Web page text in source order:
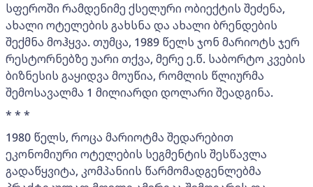
სფეროში რამდენიმე ქსელური ობიექტის შეძენა,
ახალი ოტელების გახსნა და ახალი ბრენდების
შექმნა მოჰყვა. თუმცა, 1989 წელს ჯონ მარიოტს ჯერ
რესტორნებზე უარი თქვა, მერე ე.წ. საბორტო კვების
ბიზნესის გაყიდვა მოუწია, რომლის წლიურმა
შემოსავალმა 1 მილიარდი დოლარი შეადგინა.
* * *
1980 წელს, როცა მარიოტმა შედარებით
ეკონომიური ოტელების სეგმენტის შესწავლა
გადაწყვიტა, კომპანიის წარმომადგენლებმა